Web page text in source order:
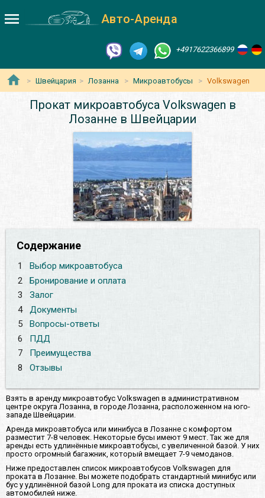
Авто-Аренда
+4917622366899
Швейцария Лозанна Микроавтобусы Volkswagen
Прокат микроавтобуса Volkswagen в
Лозанне в Швейцарии
Содержание
1
Выбор микроавтобуса
2
Бронирование и оплата
3
Залог
4
Документы
5
Вопросы-ответы
6
ПДД
7
Преимущества
8
Отзывы
Взять в аренду микроавтобус Volkswagen в административном
центре округа Лозанна, в городе Лозанна, расположенном на юго-
западе Швейцарии.
Аренда микроавтобуса или минибуса в Лозанне с комфортом
разместит 7-8 человек. Некоторые бусы имеют 9 мест. Так же для
аренды есть удлинённые микроавтобусы, с увеличенной базой. У них
просто огромный багажник, который вмещает 7-9 чемоданов.
Ниже предоставлен список микроавтобусов Volkswagen для
проката в Лозанне. Вы можете подобрать стандартный минибус или
бус у удлинённой базой Long для проката из списка доступных
автомобилей ниже.